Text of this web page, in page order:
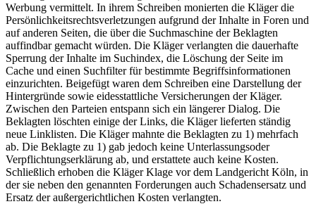
Werbung vermittelt. In ihrem Schreiben monierten die Kläger die
Persönlichkeitsrechtsverletzungen aufgrund der Inhalte in Foren und
auf anderen Seiten, die über die Suchmaschine der Beklagten
auffindbar gemacht würden. Die Kläger verlangten die dauerhafte
Sperrung der Inhalte im Suchindex, die Löschung der Seite im
Cache und einen Suchfilter für bestimmte Begriffsinformationen
einzurichten. Beigefügt waren dem Schreiben eine Darstellung der
Hintergründe sowie eidesstattliche Versicherungen der Kläger.
Zwischen den Parteien entspann sich ein längerer Dialog. Die
Beklagten löschten einige der Links, die Kläger lieferten ständig
neue Linklisten. Die Kläger mahnte die Beklagten zu 1) mehrfach
ab. Die Beklagte zu 1) gab jedoch keine Unterlassungsoder
Verpflichtungserklärung ab, und erstattete auch keine Kosten.
Schließlich erhoben die Kläger Klage vor dem Landgericht Köln, in
der sie neben den genannten Forderungen auch Schadensersatz und
Ersatz der außergerichtlichen Kosten verlangten.